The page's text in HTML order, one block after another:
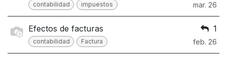
contabilidad impuestos mar. 26
Efectos de facturas
contabilidad Factura
1
feb. 26